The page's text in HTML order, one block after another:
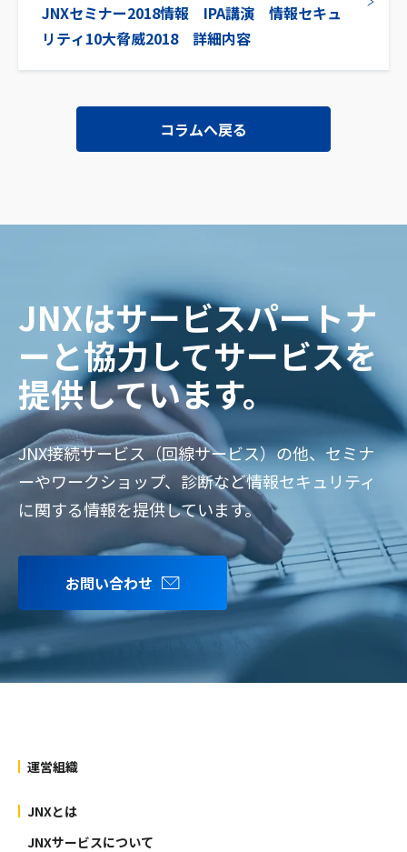
JNXセミナー2018情報 IPA講演 情報セキュ
リティ10大脅威2018 詳細内容
コラムへ戻る
JNXはサービスパートナ
ーと協力してサービスを
提供しています。
JNX接続サービス（回線サービス）の他、セミナ
ーやワークショップ、診断など情報セキュリティ
に関する情報を提供しています。
お問い合わせ
運営組織
JNXとは
JNXサービスについて